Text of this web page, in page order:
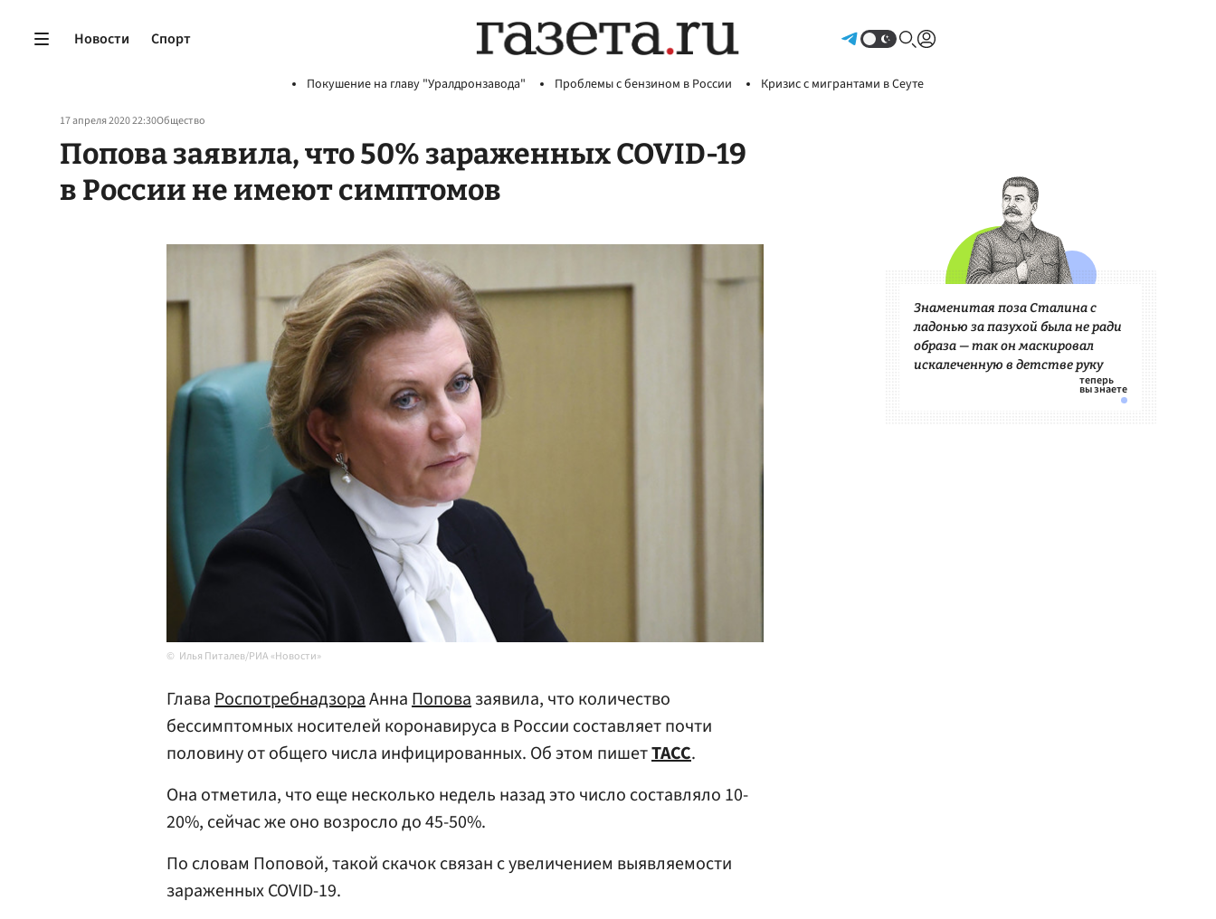
Новости Спорт
Покушение на главу "Уралдронзавода" Проблемы с бензином в России Кризис с мигрантами в Сеуте
17 апреля 2020 22:30Общество
Попова заявила, что 50% зараженных COVID-19
в России не имеют симптомов
Илья Питалев/РИА «Новости»
ГлаваРоспотребнадзораАннаПоповазаявила, что количество
бессимптомных носителей коронавируса в России составляет почти
половину от общего числа инфицированных. Об этом пишетТАСС.
Она отметила, что еще несколько недель назад это число составляло 10-
20%, сейчас же оно возросло до 45-50%.
По словам Поповой, такой скачок связан с увеличением выявляемости
зараженных COVID-19.
Знаменитая поза Сталина с
ладонью за пазухой была не ради
образа — так он маскировал
искалеченную в детстве руку